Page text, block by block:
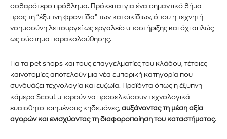
PetshopMarket.gr και
ενημερωθείτε πρώτοι για τα νέα
αγοράς.
Για να εγγραφείτε, απλώς εισάγετε τη διεύθυνση email σας
παρακάτω. Μην ανησυχείτε, σεβόμαστε την ιδιωτικότητά σας
και δεν θα σας στείλουμε ανεπιθύμητα μηνύματα. Οι
σοβαρότερο πρόβλημα. Πρόκειται για ένα σημαντικό βήμα
προς τη “έξυπνη φροντίδα” των κατοικίδιων, όπου η τεχνητή
νοημοσύνη λειτουργεί ως εργαλείο υποστήριξης και όχι απλώς
ως σύστημα παρακολούθησης.
Για τα pet shops και τους επαγγελματίες του κλάδου, τέτοιες
καινοτομίες αποτελούν μια νέα εμπορική κατηγορία που
συνδυάζει τεχνολογία και ευζωία. Προϊόντα όπως η έξυπνη
κάμερα Scout μπορούν να προσελκύσουν τεχνολογικά
ευαισθητοποιημένους κηδεμόνες, αυξάνοντας τη μέση αξία
αγορών και ενισχύοντας τη διαφοροποίηση του καταστήματος.